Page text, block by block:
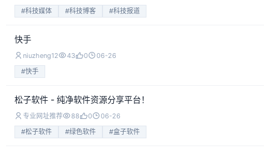
#科技媒体
#科技博客 #科技报道
快手
niuzheng12 43 0
06-26
#快手
松子软件 - 纯净软件资源分享平台！
专业网址推荐 88 0
06-26
#松子软件
#绿色软件 #盒子软件